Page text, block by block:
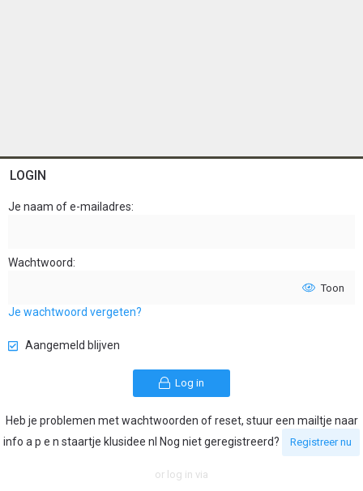
LOGIN
Je naam of e-mailadres
Wachtwoord
Toon
Je wachtwoord vergeten?
Aangemeld blijven
Log in
Heb je problemen met wachtwoorden of reset, stuur een mailtje naar
info a p e n staartje klusidee nl Nog niet geregistreerd?
Registreer nu
or log in via